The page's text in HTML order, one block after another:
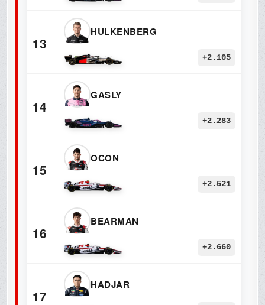
13
HULKENBERG
+2.105
14
GASLY
+2.283
15
OCON
+2.521
16
BEARMAN
+2.660
17
HADJAR